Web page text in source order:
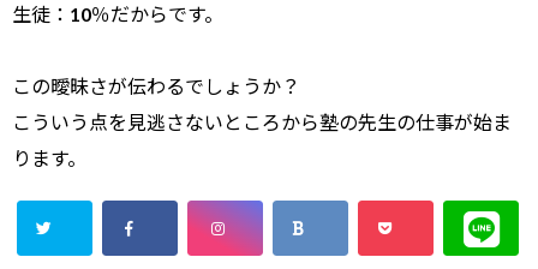
生徒：10％だからです。
この曖昧さが伝わるでしょうか？
こういう点を見逃さないところから塾の先生の仕事が始ま
ります。